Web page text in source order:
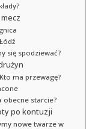
się spodziewać?
ma przewagę?
obecne starcie?
po kontuzji
nowe twarze w